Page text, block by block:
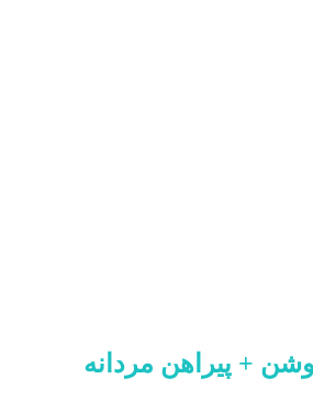
+ پیراهن مردانه